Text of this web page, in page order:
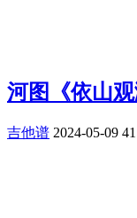
河图《依山
吉他谱 2024-05-09 41